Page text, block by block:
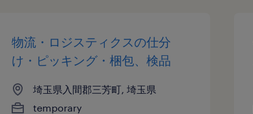
物流・ロジスティクスの仕分
け・ピッキング・梱包、検品
埼玉県入間郡三芳町, 埼玉県
temporary